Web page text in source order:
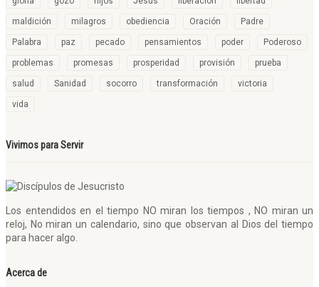
maldición milagros obediencia Oración Padre
Palabra paz pecado pensamientos poder Poderoso
problemas promesas prosperidad provisión prueba
salud Sanidad socorro transformación victoria
vida
Vivimos para Servir
Los entendidos en el tiempo NO miran los tiempos , NO miran un
reloj, No miran un calendario, sino que observan al Dios del tiempo
para hacer algo.
Acerca de